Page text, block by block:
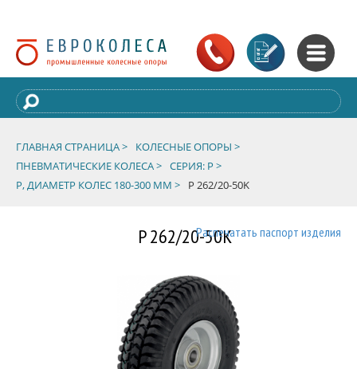
ГЛАВНАЯ СТРАНИЦА >
КОЛЕСНЫЕ ОПОРЫ >
ПНЕВМАТИЧЕСКИЕ КОЛЕСА > СЕРИЯ: P >
P, ДИАМЕТР КОЛЕС 180-300 ММ >
P 262/20-50K
P 262/20-50KРаспечатать паспорт изделия